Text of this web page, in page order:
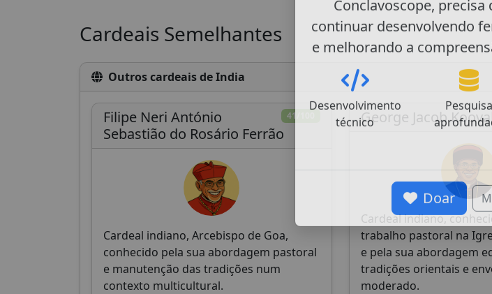
Cardeais Semelhantes
Outros cardeais de India
41/100
Filipe Neri António
Sebastião do Rosário Ferrão
Cardeal indiano, Arcebispo de Goa,
conhecido pela sua abordagem pastoral
e manutenção das tradições num
contexto multicultural.
George Jacob
Cardeal indiano,
trabalho pastoral na
e pela sua abordagem
tradições orientais e
moderado.
Conclavoscope, precisa
continuar desenvolvendo
e melhorando a
Desenvolvimento
Pesquisa
Doar